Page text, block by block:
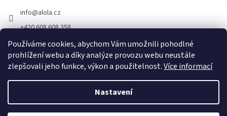
Používáme cookies, abychom Vám umožnili pohodlné
prohlížení webu a díky analýze provozu webu neustále
zlepšovali jeho funkce, výkon a použitelnost.Více informací
Nastavení
info@alola.cz
+420 608 608 358
https://www.facebook.com/alolaCZ
alola.cz/
Vytvořil Shoptet